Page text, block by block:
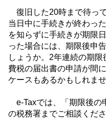
復旧した20時まで待っ
当日中に手続きが終わっ
を知らずに手続きが期限
った場合には、期限後申
しょうか。 2年連続の期限
費税の届出書の申請が間
ケースもあるかもしれませ
e-Taxでは、「期限後の
の税務署までご相談くだ